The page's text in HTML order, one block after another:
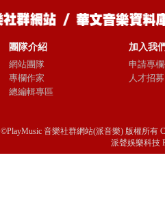
團隊介紹
網站團隊
專欄作家
總編輯專區
加入我
申請專
人才招募
©PlayMusic 音樂社群網站(派音樂) 版權所有
派聲娛樂科技